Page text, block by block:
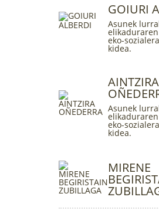
GOIURI
Asunek
eko-
kidea.
AINTZIRA
Asunek
eko-
kidea.
MIRENE